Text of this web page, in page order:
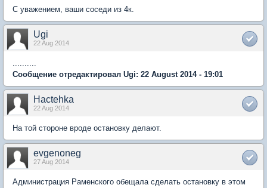
С уважением, ваши соседи из 4к.
Ugi
22 Aug 2014
..........
Сообщение отредактировал Ugi: 22 August 2014 - 19:01
Hactehka
22 Aug 2014
На той стороне вроде остановку делают.
evgenoneg
27 Aug 2014
Администрация Раменского обещала сделать остановку в этом